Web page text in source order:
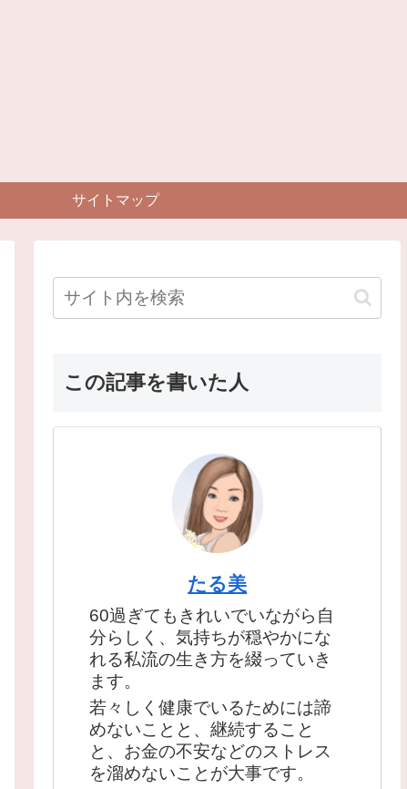
サイトマップ
この記事を書いた人
たる美
60過ぎてもきれいでいながら自
分らしく、気持ちが穏やかにな
れる私流の生き方を綴っていき
ます。
若々しく健康でいるためには諦
めないことと、継続すること
と、お金の不安などのストレス
を溜めないことが大事です。